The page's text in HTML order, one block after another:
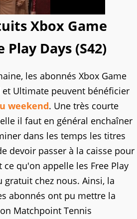
Xbox Game
Play Days (S42)
les abonnés Xbox Game
et Ultimate peuvent bénéficier
weekend. Une très courte
il faut en général enchaîner
dans les temps les titres
devoir passer à la caisse pour
qu'on appelle les Free Play
gratuit chez nous. Ainsi, la
abonnés ont pu mettre la
Matchpoint Tennis